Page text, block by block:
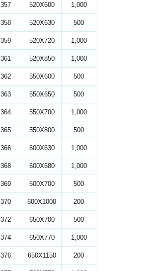
357 520X600 1,000
358 520X630 500
359 520X720 1,000
361 520X850 1,000
362 550X600 500
363 550X650 500
364 550X700 1,000
365 550X800 500
366 600X630 1,000
368 600X680 1,000
369 600X700 500
370 600X1000 200
372 650X700 500
374 650X770 1,000
376 650X1150 200